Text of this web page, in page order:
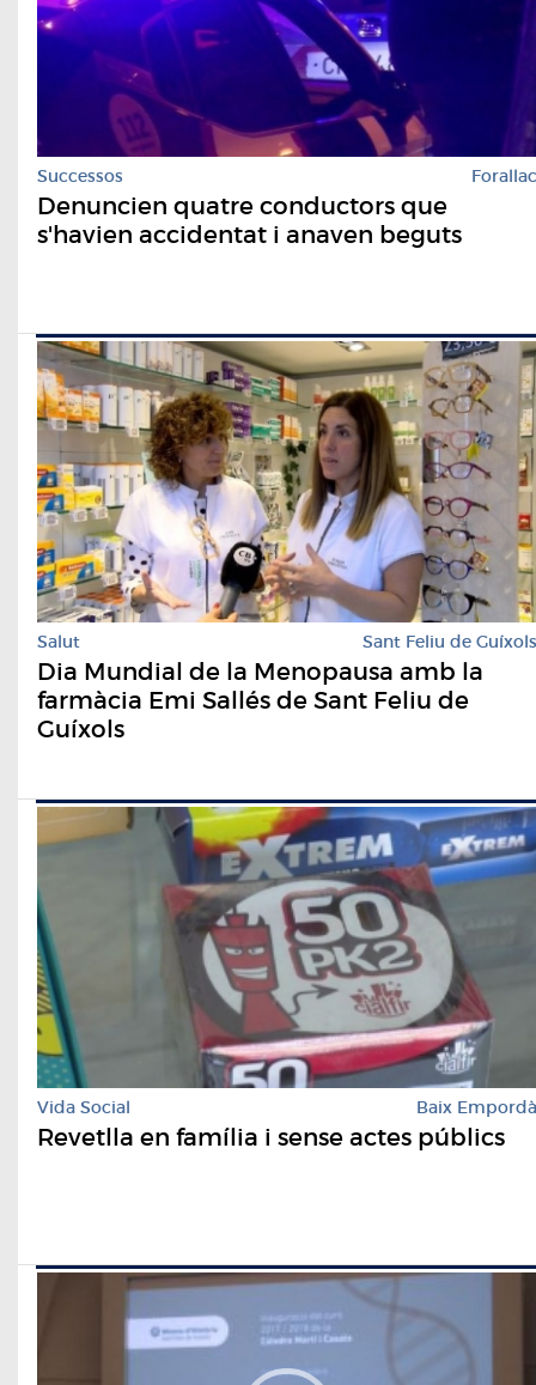
Successos Forallac
Denuncien quatre conductors que
s'havien accidentat i anaven beguts
Salut Sant Feliu de Guíxols
Dia Mundial de la Menopausa amb la
farmàcia Emi Sallés de Sant Feliu de
Guíxols
Vida Social Baix Empordà
Revetlla en família i sense actes públics